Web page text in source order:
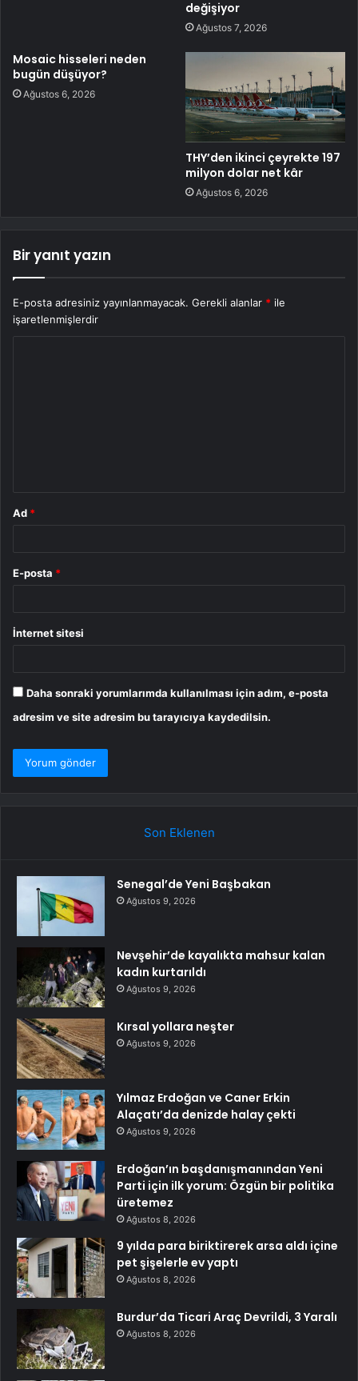
değişiyor
Ağustos 7, 2026
Mosaic hisseleri neden
bugün düşüyor?
Ağustos 6, 2026
THY’den ikinci çeyrekte 197
milyon dolar net kâr
Ağustos 6, 2026
Bir yanıt yazın
E-posta adresiniz yayınlanmayacak. Gerekli alanlar * ile
işaretlenmişlerdir
Ad *
E-posta *
İnternet sitesi
Daha sonraki yorumlarımda kullanılması için adım, e-posta
adresim ve site adresim bu tarayıcıya kaydedilsin.
Son Eklenen
Senegal’de Yeni Başbakan
Ağustos 9, 2026
Nevşehir’de kayalıkta mahsur kalan
kadın kurtarıldı
Ağustos 9, 2026
Kırsal yollara neşter
Ağustos 9, 2026
Yılmaz Erdoğan ve Caner Erkin
Alaçatı’da denizde halay çekti
Ağustos 9, 2026
Erdoğan’ın başdanışmanından Yeni
Parti için ilk yorum: Özgün bir politika
üretemez
Ağustos 8, 2026
9 yılda para biriktirerek arsa aldı içine
pet şişelerle ev yaptı
Ağustos 8, 2026
Burdur’da Ticari Araç Devrildi, 3 Yaralı
Ağustos 8, 2026